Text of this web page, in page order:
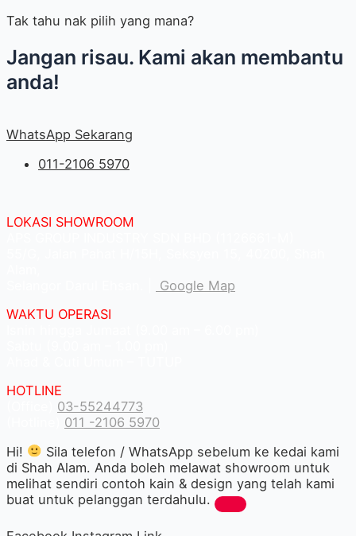
Tak tahu nak pilih yang mana?
Jangan risau. Kami akan membantu
anda!
WhatsApp Sekarang
011-2106 5970
LOKASI SHOWROOM
Google Map
WAKTU OPERASI
HOTLINE
03-55244773
011 -2106 5970
Hi!
Sila telefon / WhatsApp sebelum ke kedai kami
di Shah Alam. Anda boleh melawat showroom untuk
melihat sendiri contoh kain & design yang telah kami
buat untuk pelanggan terdahulu.